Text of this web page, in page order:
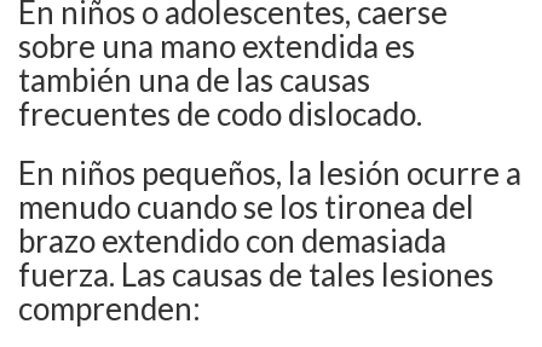
En niños o adolescentes, caerse
sobre una mano extendida es
también una de las causas
frecuentes de codo dislocado.
En niños pequeños, la lesión ocurre a
menudo cuando se los tironea del
brazo extendido con demasiada
fuerza. Las causas de tales lesiones
comprenden: